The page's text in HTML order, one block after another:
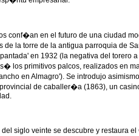
conf�an en el futuro de una ciudad
de la torre de la antigua parroquia de
en 1932 (la negativa del
los primitivos palcos, realizados en
en Almagro'). Se introdujo
de caballer�a (1863), un
siglo veinte se descubre y restaura